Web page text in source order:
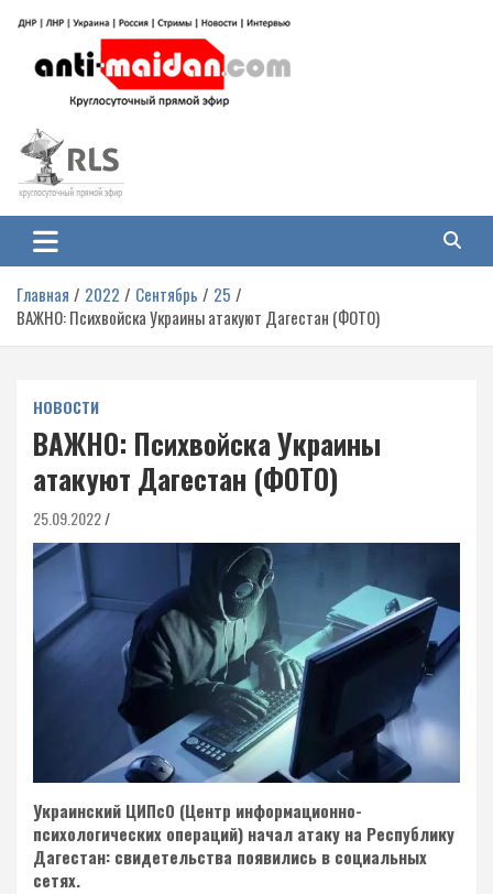
содержимому
Антимайдан: Гражданская война
на Украине
гражданской войне на Украине, включая события в Новороссии, ДНР,
ЛНР и других регионах.
Главная 2022 Сентябрь
25
ВАЖНО: Психвойска Украины атакуют Дагестан (ФОТО)
НОВОСТИ
ВАЖНО: Психвойска Украины
атакуют Дагестан (ФОТО)
25.09.2022
Украинский ЦИПсО (Центр информационно-
психологических операций) начал атаку на Республику
Дагестан: свидетельства появились в социальных
сетях.